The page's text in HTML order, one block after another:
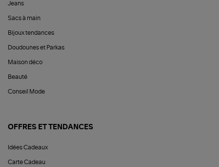
Jeans
Sacs à main
Bijoux tendances
Doudounes et Parkas
Maison déco
Beauté
Conseil Mode
OFFRES ET TENDANCES
Idées Cadeaux
Carte Cadeau